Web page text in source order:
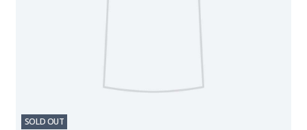
SOLD OUT